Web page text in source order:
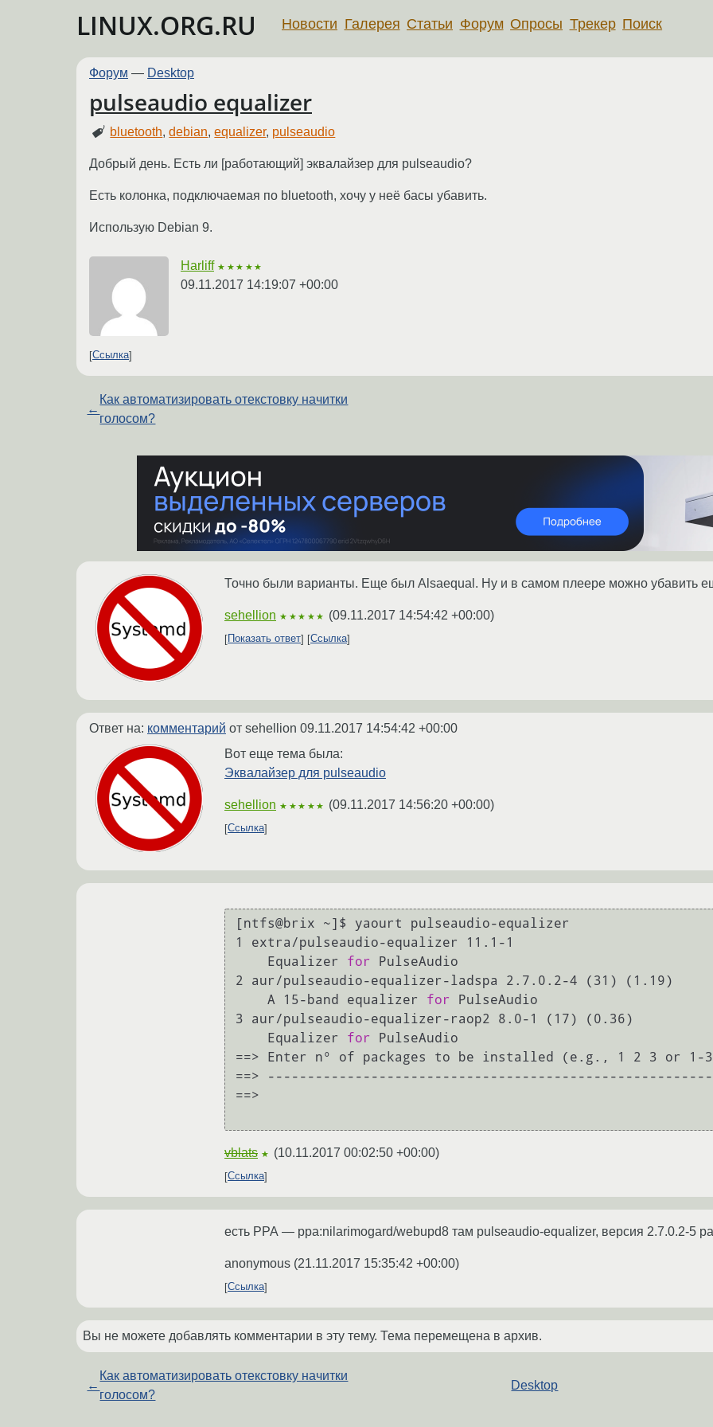
LINUX.ORG.RU Новости Галерея Статьи Форум Опросы Трекер Поиск
Форум — Desktop
pulseaudio equalizer
bluetooth,debian,equalizer, pulseaudio
Добрый день. Есть ли [работающий] эквалайзер для pulseaudio?
Есть колонка, подключаемая по bluetooth, хочу у неё басы убавить.
Использую Debian 9.
Harliff ★★★★★
09.11.2017 14:19:07 +00:00
Ссылка
←
Как автоматизировать отекстовку начитки
голосом?
Точно были варианты. Еще был Alsaequal. Ну и в самом плеере можно убавить
sehellion ★★★★★ (09.11.2017 14:54:42 +00:00)
Показать ответ Ссылка
Ответ на: комментарий от sehellion 09.11.2017 14:54:42 +00:00
Вот еще тема была:
Эквалайзер для pulseaudio
sehellion ★★★★★ (09.11.2017 14:56:20 +00:00)
Ссылка
[ntfs@brix ~]$ yaourt pulseaudio-equalizer
1 extra/pulseaudio-equalizer 11.1-1
    Equalizer
for
PulseAudio
2 aur/pulseaudio-equalizer-ladspa 2.7.0.2-4 (31) (1.19)
    A 15-band equalizer
for
PulseAudio
3 aur/pulseaudio-equalizer-raop2 8.0-1 (17) (0.36)
    Equalizer
for
PulseAudio
==> Enter n° of packages to be installed (e.g., 1 2 3 or 1-
==>
==>
vblats ★ (10.11.2017 00:02:50 +00:00)
Ссылка
есть PPA — ppa:nilarimogard/webupd8 там pulseaudio-equalizer, версия 2.7.0.2-5
anonymous (21.11.2017 15:35:42 +00:00)
Ссылка
Вы не можете добавлять комментарии в эту тему. Тема перемещена в архив.
←
Как автоматизировать отекстовку начитки
голосом?
Desktop